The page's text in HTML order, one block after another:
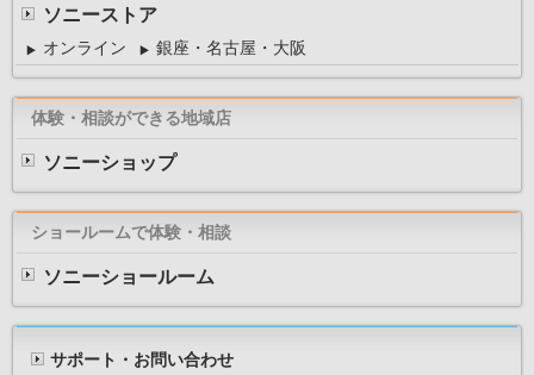
ソニーストア
オンライン 銀座・名古屋・大阪
体験・相談ができる地域店
ソニーショップ
ショールームで体験・相談
ソニーショールーム
サポート・お問い合わせ